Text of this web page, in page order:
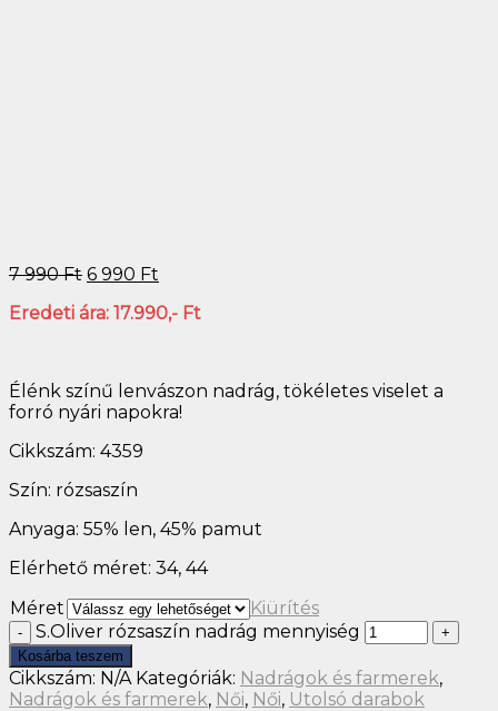
7 990Ft 6 990 Ft
Eredeti ára: 17.990,- Ft
Élénk színű lenvászon nadrág, tökéletes viselet a
forró nyári napokra!
Cikkszám: 4359
Szín: rózsaszín
Anyaga: 55% len, 45% pamut
Elérhető méret: 34, 44
Méret
Kiürítés
S.Oliver rózsaszín nadrág mennyiség
Kosárba teszem
Cikkszám: N/A Kategóriák: Nadrágok és farmerek,
Nadrágok és farmerek, Női, Női, Utolsó darabok